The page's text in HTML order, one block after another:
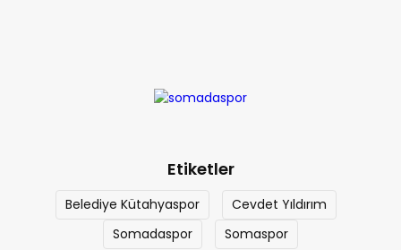
Etiketler
Belediye Kütahyaspor
Cevdet Yıldırım
Somadaspor
Somaspor